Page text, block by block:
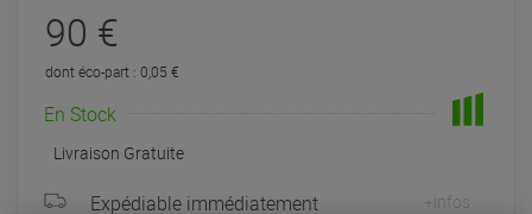
90 €
dont éco-part : 0,05 €
En Stock
Livraison Gratuite
Expédiable immédiatement +infos